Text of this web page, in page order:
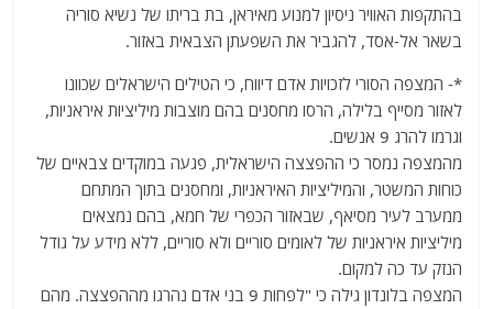
בהתקפות האוויר ניסיון למנוע מאיראן, בת בריתו של נשיא סוריה
בשאר אל-אסד, להגביר את השפעתן הצבאית באזור.
*- המצפה הסורי לזכויות אדם דיווח, כי הטילים הישראלים שכוונו
לאזור מסייף בלילה, הרסו מחסנים בהם מוצבות מיליציות איראניות,
וגרמו להרג 9 אנשים.
מהמצפה נמסר כי ההפצצה הישראלית, פגעה במוקדים צבאיים של
כוחות המשטר, והמיליציות האיראניות, ומחסנים בתוך המתחם
ממערב לעיר מסיאף, שבאזור הכפרי של חמא, בהם נמצאים
מיליציות איראניות של לאומים סוריים ולא סוריים, ללא מידע על גודל
הנזק עד כה למקום.
המצפה בלונדון גילה כי "לפחות 9 בני אדם נהרגו מההפצצה. מהם